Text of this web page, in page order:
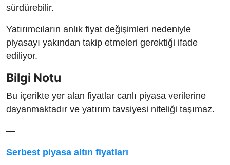
sürdürebilir.
Yatırımcıların anlık fiyat değişimleri nedeniyle
piyasayı yakından takip etmeleri gerektiği ifade
ediliyor.
Bilgi Notu
Bu içerikte yer alan fiyatlar canlı piyasa verilerine
dayanmaktadır ve yatırım tavsiyesi niteliği taşımaz.
—
Serbest piyasa altın fiyatları